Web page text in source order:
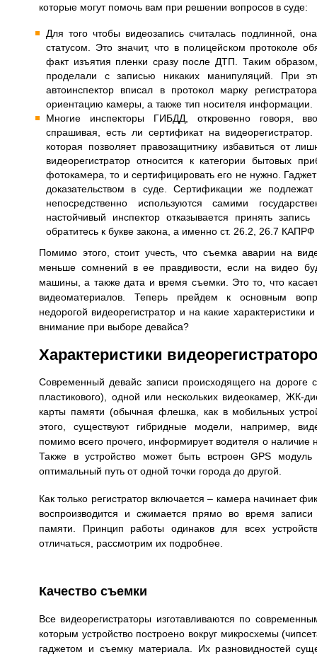
которые могут помочь вам при решении вопросов в суде:
Для того чтобы видеозапись считалась подлинной,
статусом. Это значит, что в полицейском протоколе
факт изъятия пленки сразу после ДТП. Таким
проделали с записью никаких манипуляций. При
автоинспектор вписал в протокол марку
ориентацию камеры, а также тип носителя информации.
Многие инспекторы ГИБДД, откровенно говоря,
спрашивая, есть ли сертификат на
которая позволяет правозащитнику избавиться от
видеорегистратор относится к категории бытовых
фотокамера, то и сертифицировать его не нужно.
доказательством в суде. Сертификации же подлежат
непосредственно используются самими
настойчивый инспектор отказывается принять
обратитесь к букве закона, а именно ст. 26.2, 26.7
Помимо этого, стоит учесть, что съемка аварии на
меньше сомнений в ее правдивости, если на видео
машины, а также дата и время съемки. Это то, что
видеоматериалов. Теперь прейдем к основным
недорогой видеорегистратор и на какие
внимание при выборе девайса?
Характеристики
Современный девайс записи происходящего на дороге
пластикового), одной или нескольких видеокамер, ЖК-
карты памяти (обычная флешка, как в мобильных
этого, существуют гибридные модели, например,
помимо всего прочего, информирует водителя о наличие
Также в устройство может быть встроен GPS модуль
оптимальный путь от одной точки города до другой.
Как только регистратор включается – камера начинает
воспроизводится и сжимается прямо во время
памяти. Принцип работы одинаков для всех
отличаться, рассмотрим их подробнее.
Качество съемки
Все видеорегистраторы изготавливаются по
которым устройство построено вокруг микросхемы
гаджетом и съемку материала. Их разновидностей